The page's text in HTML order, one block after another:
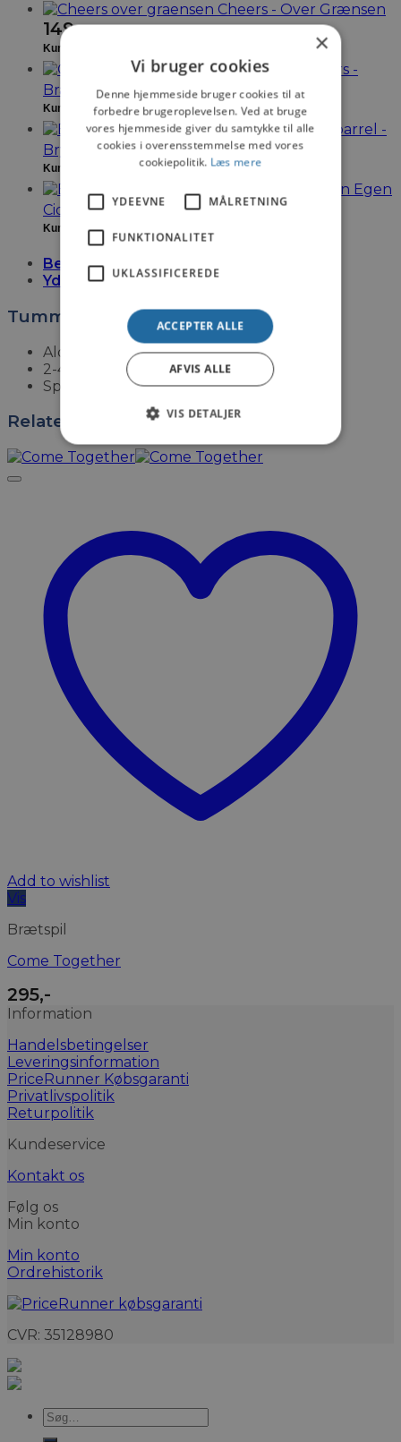
Cheers - Over Grænsen
149,-
Cheers -
Brætspillet til din fest 195,-
Brewbarrel -
Bryg Din Egen Øl 339,-
Bryg Din Egen
Cider
289,-
Beskrivelse
Yderligere information
Tummple – Nordisk udgave
Alder fra 8 år
2-4 spillere
Spilletid fra 15 min.
Relaterede varer
Add to wishlist
Vis
Brætspil
Come Together
295,-
Information
Handelsbetingelser
Leveringsinformation
PriceRunner Købsgaranti
Privatlivspolitik
Returpolitik
Kundeservice
Kontakt os
Følg os
Min konto
Min konto
Ordrehistorik
CVR: 35128980
Søg
×
Vi bruger cookies
Denne hjemmeside bruger cookies til at
forbedre brugeroplevelsen. Ved at bruge
vores hjemmeside giver du samtykke til alle
cookies i overensstemmelse med vores
cookiepolitik. Læs mere
YDEEVNE MÅLRETNING
FUNKTIONALITET
UKLASSIFICEREDE
ACCEPTER ALLE
AFVIS ALLE
VIS DETALJER